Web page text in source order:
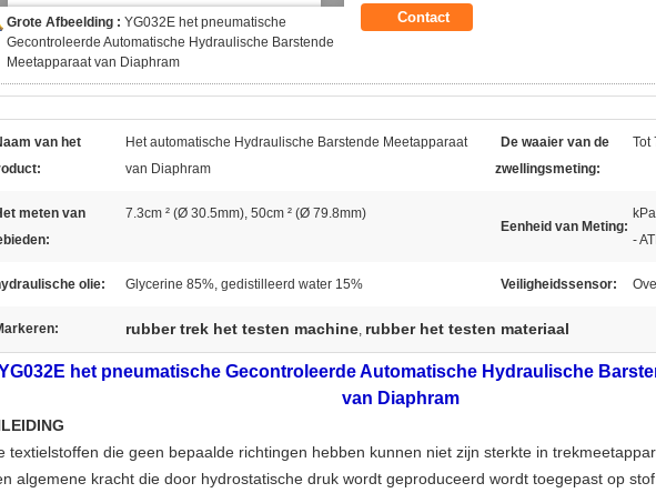
Grote Afbeelding : YG032E het pneumatische
Gecontroleerde Automatische Hydraulische Barstende
Meetapparaat van Diaphram
Contact
van het
Het automatische Hydraulische Barstende Meetapparaat
van Diaphram
De waaier van de
zwellingsmeting:
Tot
meten van
7.3cm ² (Ø 30.5mm), 50cm ² (Ø 79.8mm)
Eenheid van Meting:
-
olie: Glycerine 85%, gedistilleerd water 15% Veiligheidssensor:
rubber trek het testen machine, rubber het testen materiaal
het pneumatische Gecontroleerde Automatische Hydraulische
van Diaphram
textielstoffen die geen bepaalde richtingen hebben kunnen niet zijn sterkte in
algemene kracht die door hydrostatische druk wordt geproduceerd wordt toegepast op